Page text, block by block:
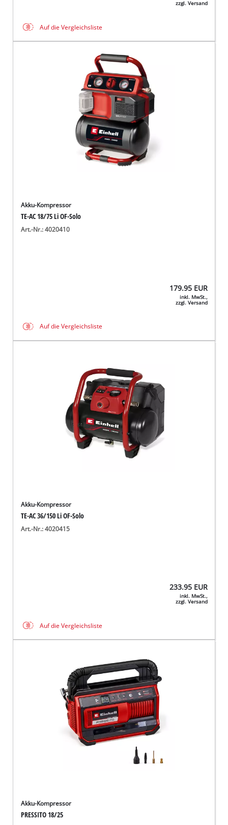
zzgl. Versand
Auf die Vergleichsliste
Akku-Kompressor
TE-AC 18/75 Li OF-Solo
Art.-Nr.: 4020410
179.95 EUR
inkl. MwSt.,
zzgl. Versand
Auf die Vergleichsliste
Akku-Kompressor
TE-AC 36/150 Li OF-Solo
Art.-Nr.: 4020415
233.95 EUR
inkl. MwSt.,
zzgl. Versand
Auf die Vergleichsliste
Akku-Kompressor
PRESSITO 18/25